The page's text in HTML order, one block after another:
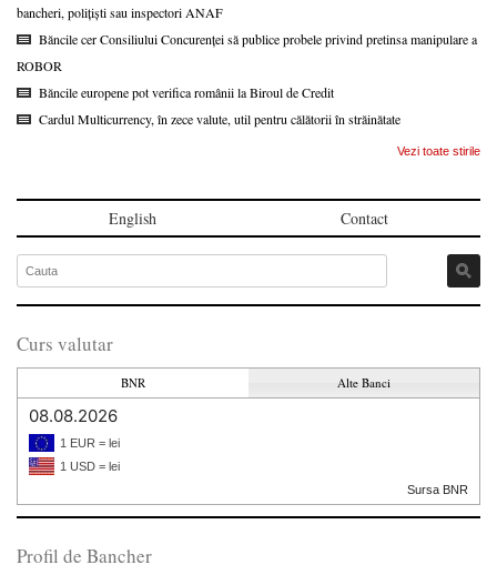
bancheri, polițiști sau inspectori ANAF
Băncile cer Consiliului Concurenței să publice probele privind pretinsa manipulare a
ROBOR
Băncile europene pot verifica românii la Biroul de Credit
Cardul Multicurrency, în zece valute, util pentru călătorii în străinătate
Vezi toate stirile
English Contact
Curs valutar
BNR Alte Banci
08.08.2026
1 EUR = lei
1 USD = lei
Sursa BNR
Profil de Bancher